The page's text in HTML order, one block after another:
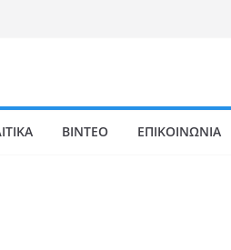
ΒΙΝΤΕΟ ΕΠΙΚΟΙΝΩΝΙΑ